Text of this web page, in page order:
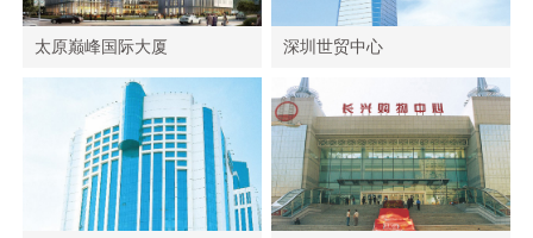
太原巅峰国际大厦 深圳世贸中心